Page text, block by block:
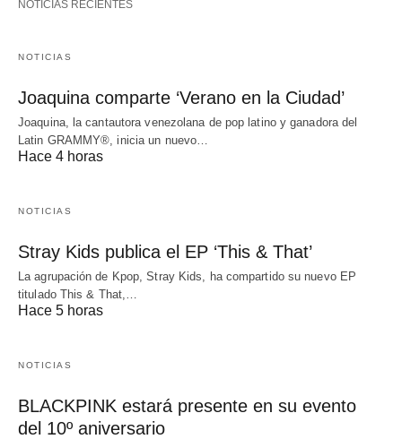
NOTICIAS RECIENTES
NOTICIAS
Joaquina comparte ‘Verano en la Ciudad’
Joaquina, la cantautora venezolana de pop latino y ganadora del
Latin GRAMMY®, inicia un nuevo…
Hace 4 horas
NOTICIAS
Stray Kids publica el EP ‘This & That’
La agrupación de Kpop, Stray Kids, ha compartido su nuevo EP
titulado This & That,…
Hace 5 horas
NOTICIAS
BLACKPINK estará presente en su evento
del 10º aniversario